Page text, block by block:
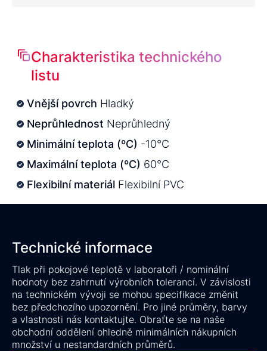
Charakteristika technického
listu
Vnější povrch Hladký
Neprůhlednost Neprůhledný
Minimální teplota (ºC) -10°C
Maximální teplota (ºC) 60°C
Flexibilní materiál Flexibilní PVC
Technické informace
Tlak při pokojové teplotě v laboratoři / nominální
hodnoty bez zahrnutí výrobních tolerancí. V závislosti
na technickém vývoji se mohou specifikace změnit
bez předchozího upozornění. Pro jiné průměry, barvy
a vlastnosti nás kontaktujte. Obraťte se na naše
obchodní oddělení ohledně minimálních nákupních
množství u nestandardních průměrů.